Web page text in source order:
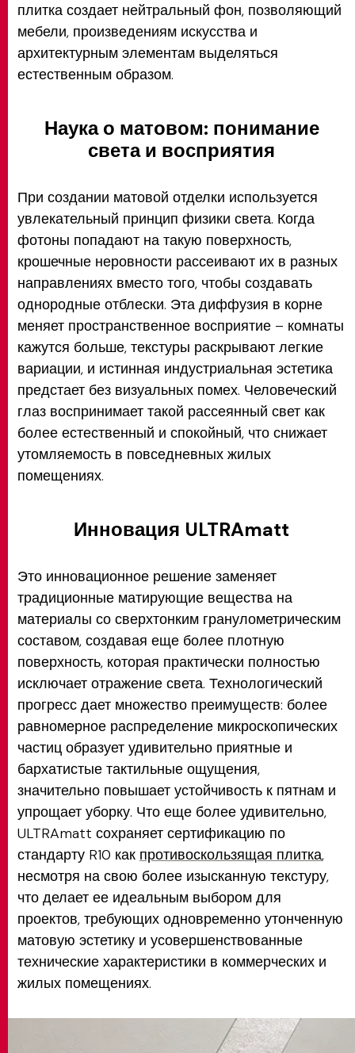
плитка создает нейтральный фон, позволяющий
мебели, произведениям искусства и
архитектурным элементам выделяться
естественным образом.
Наука о матовом: понимание
света и восприятия
При создании матовой отделки используется
увлекательный принцип физики света. Когда
фотоны попадают на такую поверхность,
крошечные неровности рассеивают их в разных
направлениях вместо того, чтобы создавать
однородные отблески. Эта диффузия в корне
меняет пространственное восприятие – комнаты
кажутся больше, текстуры раскрывают легкие
вариации, и истинная индустриальная эстетика
предстает без визуальных помех. Человеческий
глаз воспринимает такой рассеянный свет как
более естественный и спокойный, что снижает
утомляемость в повседневных жилых
помещениях.
Инновация ULTRAmatt
Это инновационное решение заменяет
традиционные матирующие вещества на
материалы со сверхтонким гранулометрическим
составом, создавая еще более плотную
поверхность, которая практически полностью
исключает отражение света. Технологический
прогресс дает множество преимуществ: более
равномерное распределение микроскопических
частиц образует удивительно приятные и
бархатистые тактильные ощущения,
значительно повышает устойчивость к пятнам и
упрощает уборку. Что еще более удивительно,
ULTRAmatt сохраняет сертификацию по
стандарту R10 как противоскользящая плитка,
несмотря на свою более изысканную текстуру,
что делает ее идеальным выбором для
проектов, требующих одновременно утонченную
матовую эстетику и усовершенствованные
технические характеристики в коммерческих и
жилых помещениях.